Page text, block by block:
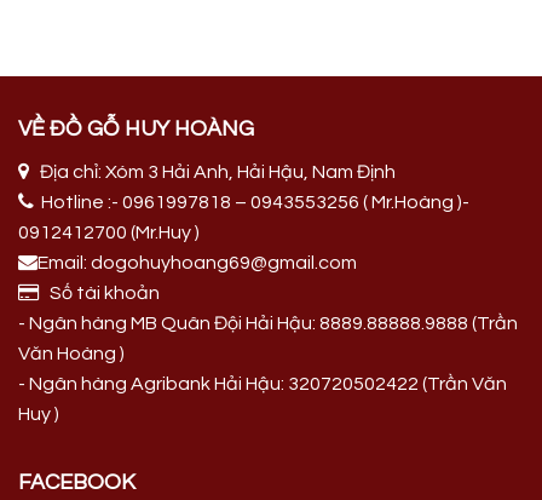
VỀ ĐỒ GỖ HUY HOÀNG
Địa chỉ: Xóm 3 Hải Anh, Hải Hậu, Nam Định
Hotline :- 0961997818 – 0943553256 ( Mr.Hoàng )-
0912412700 (Mr.Huy )
Email: dogohuyhoang69@gmail.com
Số tài khoản
- Ngân hàng MB Quân Đội Hải Hậu: 8889.88888.9888 (Trần
Văn Hoàng )
- Ngân hàng Agribank Hải Hậu: 320720502422 (Trần Văn
Huy )
FACEBOOK